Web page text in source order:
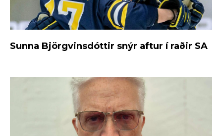
Sunna Björgvinsdóttir snýr aftur í raðir SA